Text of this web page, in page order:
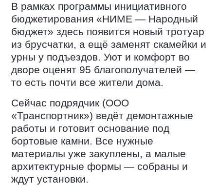
В рамках программы инициативного
бюджетирования «НИМЕ — Народный
бюджет» здесь появится новый тротуар
из брусчатки, а ещё заменят скамейки и
урны у подъездов. Уют и комфорт во
дворе оценят 95 благополучателей —
то есть почти все жители дома.
Сейчас подрядчик (ООО
«Транспортник») ведёт демонтажные
работы и готовит основание под
бортовые камни. Все нужные
материалы уже закуплены, а малые
архитектурные формы — собраны и
ждут установки.